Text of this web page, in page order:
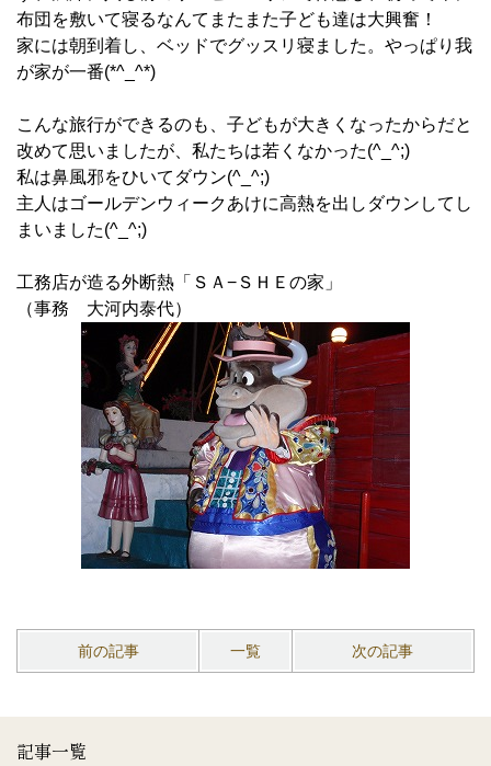
布団を敷いて寝るなんてまたまた子ども達は大興奮！
家には朝到着し、ベッドでグッスリ寝ました。やっぱり我
が家が一番(*^_^*)
こんな旅行ができるのも、子どもが大きくなったからだと
改めて思いましたが、私たちは若くなかった(^_^;)
私は鼻風邪をひいてダウン(^_^;)
主人はゴールデンウィークあけに高熱を出しダウンしてし
まいました(^_^;)
工務店が造る外断熱「ＳＡ−ＳＨＥの家」
（事務 大河内泰代）
前の記事 一覧 次の記事
記事一覧